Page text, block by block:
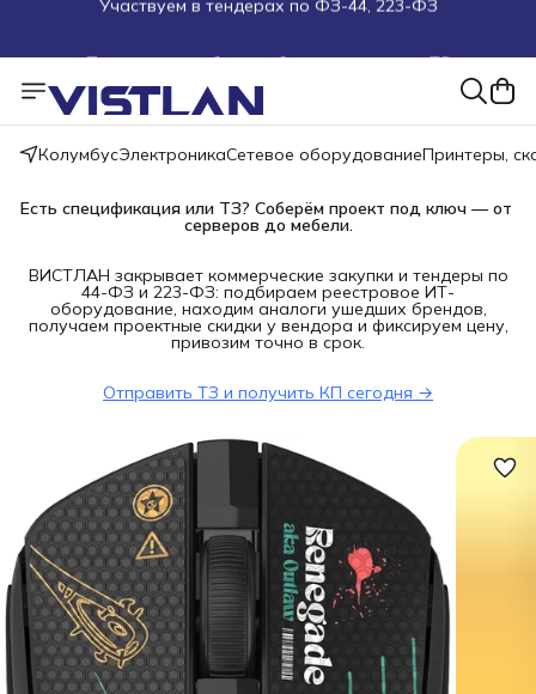
Пуско-наладочные работы
Пришлите запрос на e-mail или в чат
Более 100 000 позиций в наличии и под заказ
КолумбусЭлектроникаСетевое оборудованиеПринтеры,
Есть спецификация или ТЗ? Соберём проект под ключ — от
серверов до мебели.
ВИСТЛАН закрывает коммерческие закупки и тендеры по
44-ФЗ и 223-ФЗ: подбираем реестровое ИТ-
оборудование, находим аналоги ушедших брендов,
получаем проектные скидки у вендора и фиксируем цену,
привозим точно в срок.
Отправить ТЗ и получить КП сегодня →